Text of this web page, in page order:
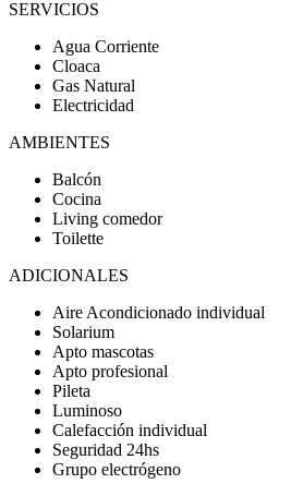
SERVICIOS
Agua Corriente
Cloaca
Gas Natural
Electricidad
AMBIENTES
Balcón
Cocina
Living comedor
Toilette
ADICIONALES
Aire Acondicionado individual
Solarium
Apto mascotas
Apto profesional
Pileta
Luminoso
Calefacción individual
Seguridad 24hs
Grupo electrógeno